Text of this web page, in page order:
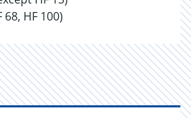
68, HF 100)